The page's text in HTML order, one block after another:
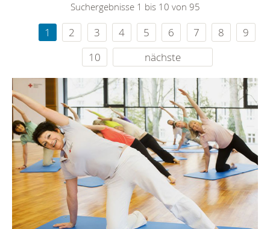
Suchergebnisse 1 bis 10 von 95
1 2 3 4 5 6 7 8
9
10
nächste